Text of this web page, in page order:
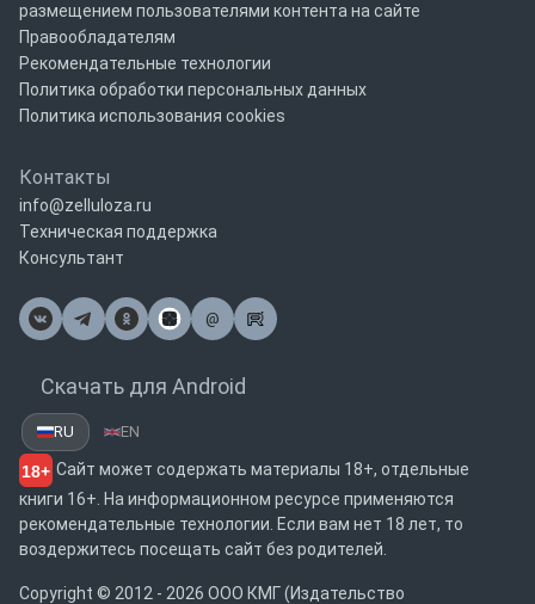
размещением пользователями контента на сайте
Правообладателям
Рекомендательные технологии
Политика обработки персональных данных
Политика использования cookies
Контакты
info@zelluloza.ru
Техническая поддержка
Консультант
@
Почта
Скачать для Android
RU EN
18+ Сайт может содержать материалы 18+, отдельные
книги 16+. На информационном ресурсе применяются
рекомендательные технологии. Если вам нет 18 лет, то
воздержитесь посещать сайт без родителей.
Copyright © 2012 - 2026 ООО КМГ (Издательство